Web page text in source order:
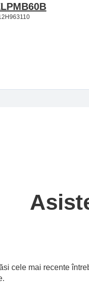
cele mai recente